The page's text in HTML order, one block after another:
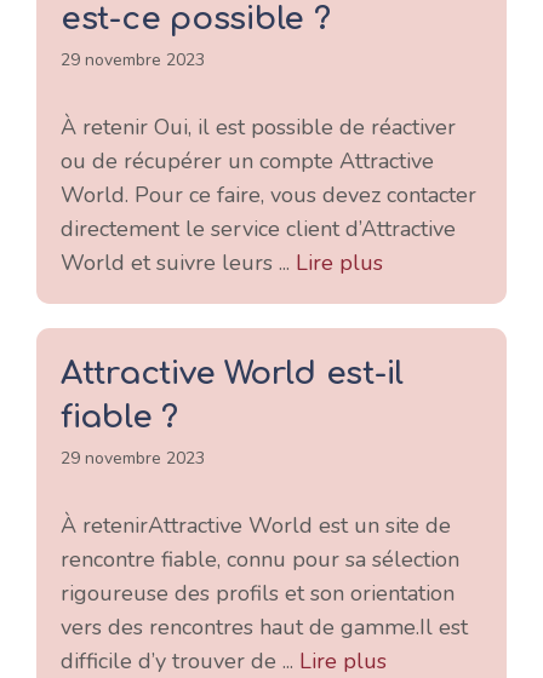
est-ce possible ?
29 novembre 2023
À retenir Oui, il est possible de réactiver
ou de récupérer un compte Attractive
World. Pour ce faire, vous devez contacter
directement le service client d’Attractive
World et suivre leurs ... Lire plus
Attractive World est-il
fiable ?
29 novembre 2023
À retenirAttractive World est un site de
rencontre fiable, connu pour sa sélection
rigoureuse des profils et son orientation
vers des rencontres haut de gamme.Il est
difficile d’y trouver de ... Lire plus